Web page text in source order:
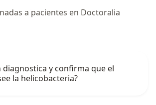
a pacientes en Doctoralia
diagnostica y confirma que el
la helicobacteria?